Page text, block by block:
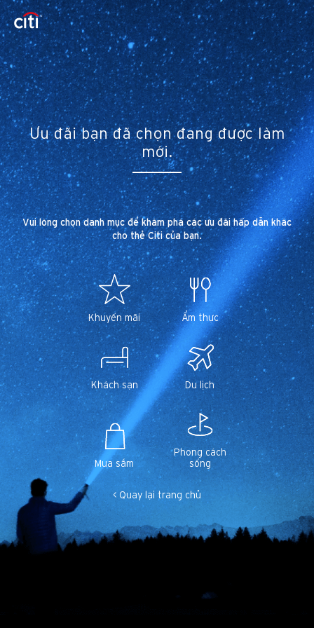
Ưu đãi bạn đã chọn đang được làm
mới.
Vui lòng chọn danh mục để khám phá các ưu đãi hấp dẫn khác
cho thẻ Citi của bạn.
Khuyến mãi Ẩm thực
Khách sạn Du lịch
Mua sắm
Phong cách
sống
< Quay lại trang chủ